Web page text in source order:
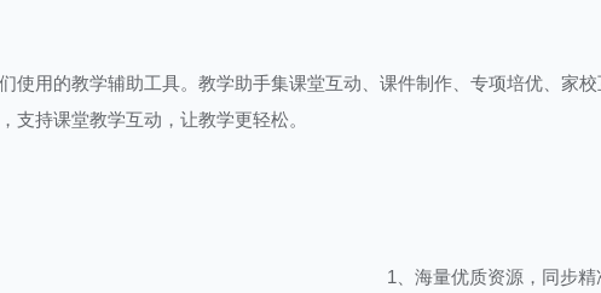
使用的教学辅助工具。教学助手集课堂互动、课件制作、专项培优、家
支持课堂教学互动，让教学更轻松。
1、海量优质资源，同步精